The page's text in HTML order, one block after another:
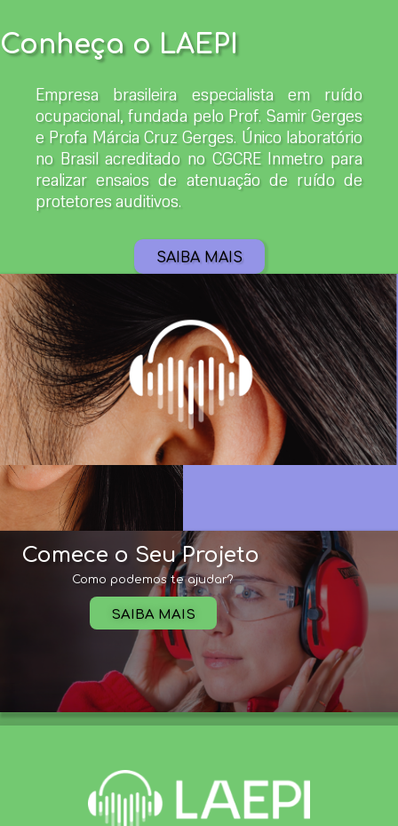
Conheça o LAEPI
Empresa brasileira especialista em ruído
ocupacional, fundada pelo Prof. Samir Gerges
e Profa Márcia Cruz Gerges. Único laboratório
no Brasil acreditado no CGCRE Inmetro para
realizar ensaios de atenuação de ruído de
protetores auditivos.
SAIBA MAIS
Comece o Seu Projeto
Como podemos te ajudar?
SAIBA MAIS